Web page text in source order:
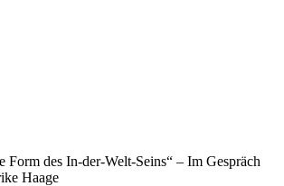
Form des In-der-Welt-Seins“ – Im Gespräch
Haage